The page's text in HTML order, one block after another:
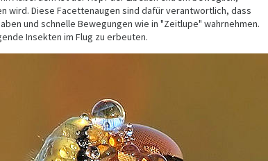
wird. Diese Facettenaugen sind dafür verantwortlich, dass
und schnelle Bewegungen wie in "Zeitlupe" wahrnehmen.
Insekten im Flug zu erbeuten.